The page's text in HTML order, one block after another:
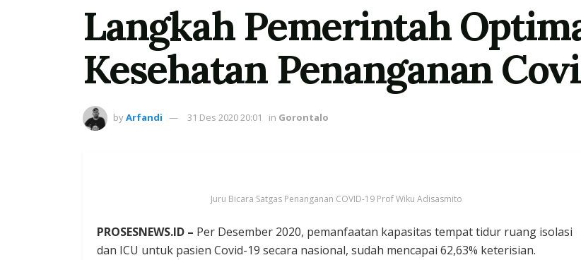
Langkah Pemerintah
Kesehatan Penanganan
byArfandi 31 Des 2020 20:01 in Gorontalo
Juru Bicara Satgas Penanganan COVID-19 Prof Wiku Adisasmito
PROSESNEWS.ID – Per Desember 2020, pemanfaatan kapasitas tempat tidur ruang isolasi
dan ICU untuk pasien Covid-19 secara nasional, sudah mencapai 62,63% keterisian.